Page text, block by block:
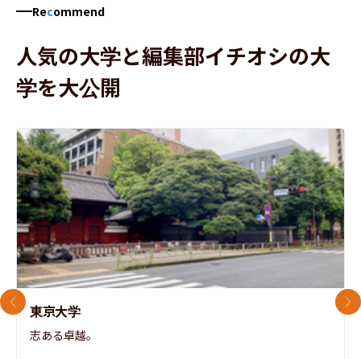
Recommend
人気の大学と編集部イチオシの大
学を大公開
東京大学
志ある卓越。
前のスライド 次